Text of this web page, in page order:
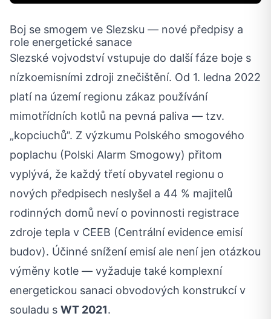
Boj se smogem ve Slezsku — nové předpisy a
role energetické sanace
Slezské vojvodství vstupuje do další fáze boje s
nízkoemisními zdroji znečištění. Od 1. ledna 2022
platí na území regionu zákaz používání
mimotřídních kotlů na pevná paliva — tzv.
„kopciuchů”. Z výzkumu Polského smogového
poplachu (Polski Alarm Smogowy) přitom
vyplývá, že každý třetí obyvatel regionu o
nových předpisech neslyšel a 44 % majitelů
rodinných domů neví o povinnosti registrace
zdroje tepla v CEEB (Centrální evidence emisí
budov). Účinné snížení emisí ale není jen otázkou
výměny kotle — vyžaduje také komplexní
energetickou sanaci obvodových konstrukcí v
souladu s WT 2021.